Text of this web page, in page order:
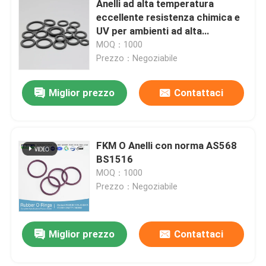
PTFE ha ricoperto il giunto circolare
ANELLO DI RINFORZO
Guarnizioni legate
Guarnizioni
Anelli ad alta temperatura
eccellente resistenza chimica e
UV per ambienti ad alta
temperatura
MOQ：1000
Prezzo：Negoziabile
Miglior prezzo Contattaci
FKM O Anelli con norma AS568
BS1516
MOQ：1000
Prezzo：Negoziabile
Miglior prezzo Contattaci